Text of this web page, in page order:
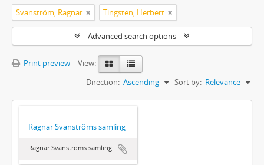
Svanström, Ragnar Tingsten, Herbert
Advanced search options
Print preview
View:
Sort by: Relevance
Direction: Ascending
Ragnar Svanströms samling
Ragnar Svanströms samling